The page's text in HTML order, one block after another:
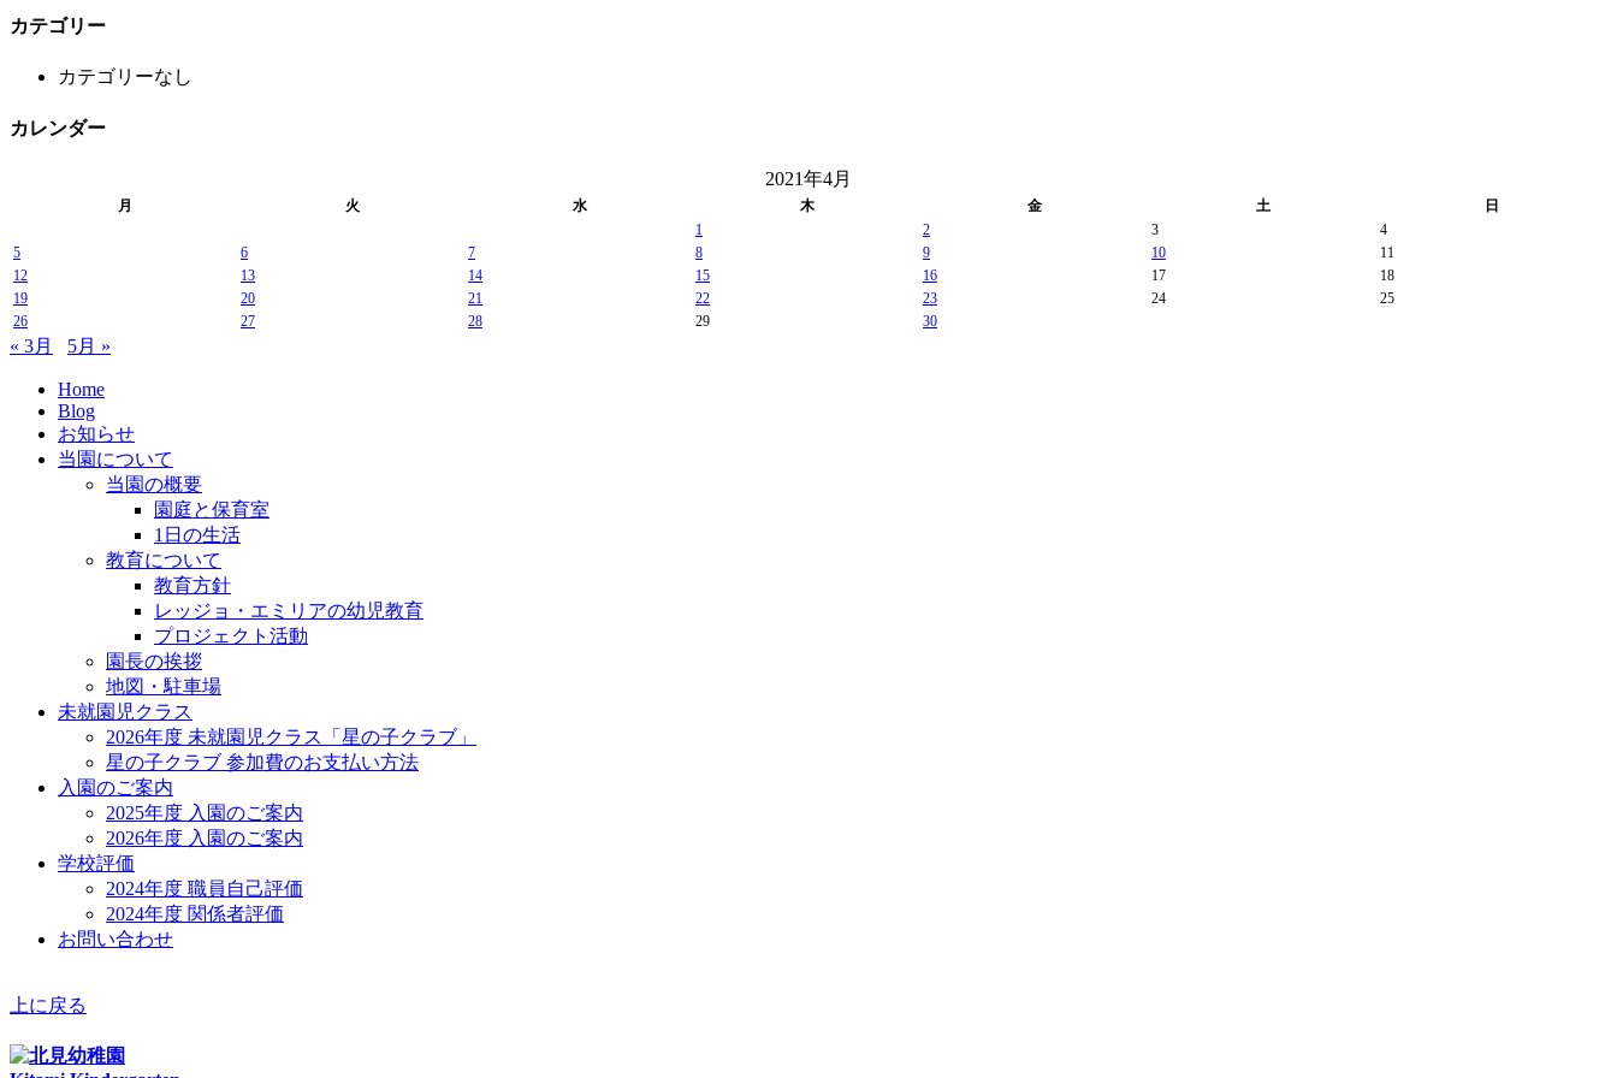
カテゴリー
カテゴリーなし
カレンダー
2021年4月
月 火 水 木 金 土
日
1
2 3
4
5
6 7 8 9 10
11
12
13 14 15 16 17
18
19
20 21 22 23 24
25
26
27 28 29 30
« 3月 5月 »
Home
Blog
お知らせ
当園について
当園の概要
園庭と保育室
1日の生活
教育について
教育方針
レッジョ・エミリアの幼児教育
プロジェクト活動
園長の挨拶
地図・駐車場
未就園児クラス
2026年度 未就園児クラス「星の子クラブ」
星の子クラブ 参加費のお支払い方法
入園のご案内
2025年度 入園のご案内
2026年度 入園のご案内
学校評価
2024年度 職員自己評価
2024年度 関係者評価
お問い合わせ
上に戻る